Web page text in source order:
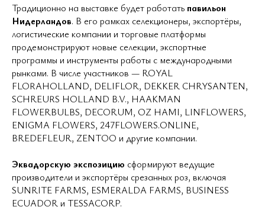
Традиционно на выставке будет работать павильон
Нидерландов. В его рамках селекционеры, экспортёры,
логистические компании и торговые платформы
продемонстрируют новые селекции, экспортные
программы и инструменты работы с международными
рынками. В числе участников — ROYAL
FLORAHOLLAND, DELIFLOR, DEKKER CHRYSANTEN,
SCHREURS HOLLAND B.V., HAAKMAN
FLOWERBULBS, DECORUM, OZ HAMI, LINFLOWERS,
ENIGMA FLOWERS, 247FLOWERS.ONLINE,
BREDEFLEUR, ZENTOO и другие компании.
Эквадорскую экспозицию сформируют ведущие
производители и экспортёры срезанных роз, включая
SUNRITE FARMS, ESMERALDA FARMS, BUSINESS
ECUADOR и TESSACORP.